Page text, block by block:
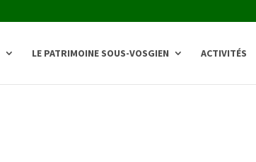
LE PATRIMOINE SOUS-VOSGIEN ACTIVITÉS